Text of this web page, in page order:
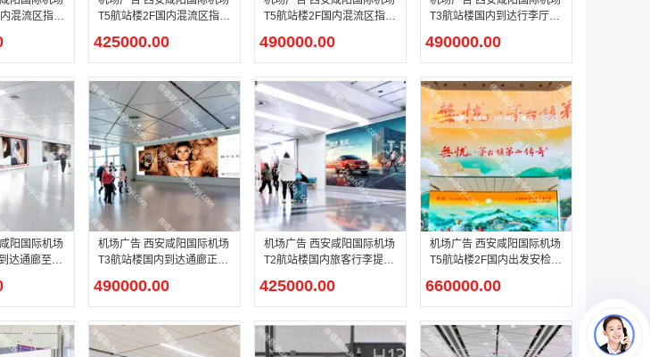
腾讯视频APP开屏广告_刊例价5折
￥2359500.00
混流区指廊
T5航站楼2F国内混流区指廊
425000.00
T5航站楼2F国内混流区指廊
490000.00
T3航站楼国内到达行李厅出
490000.00
阳国际机场
达通廊至行
机场广告 西安咸阳国际机场
T3航站楼国内到达通廊正迎
490000.00
机场广告 西安咸阳国际机场
T2航站楼国内旅客行李提取
425000.00
机场广告 西安咸阳国际机场
T5航站楼2F国内出发安检后
660000.00